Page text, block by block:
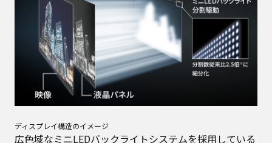
ディスプレイ構造のイメージ
広色域なミニLEDバックライトシステムを採用している